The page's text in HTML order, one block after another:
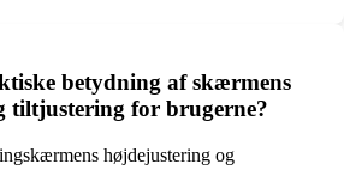
betydning af skærmens
tiltjustering for brugerne?
højdejustering og